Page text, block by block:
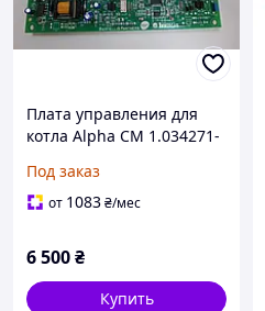
Плата управления для
котла Alpha CM 1.034271-
Под заказ
от 1083₴/мес
6 500₴
Купить